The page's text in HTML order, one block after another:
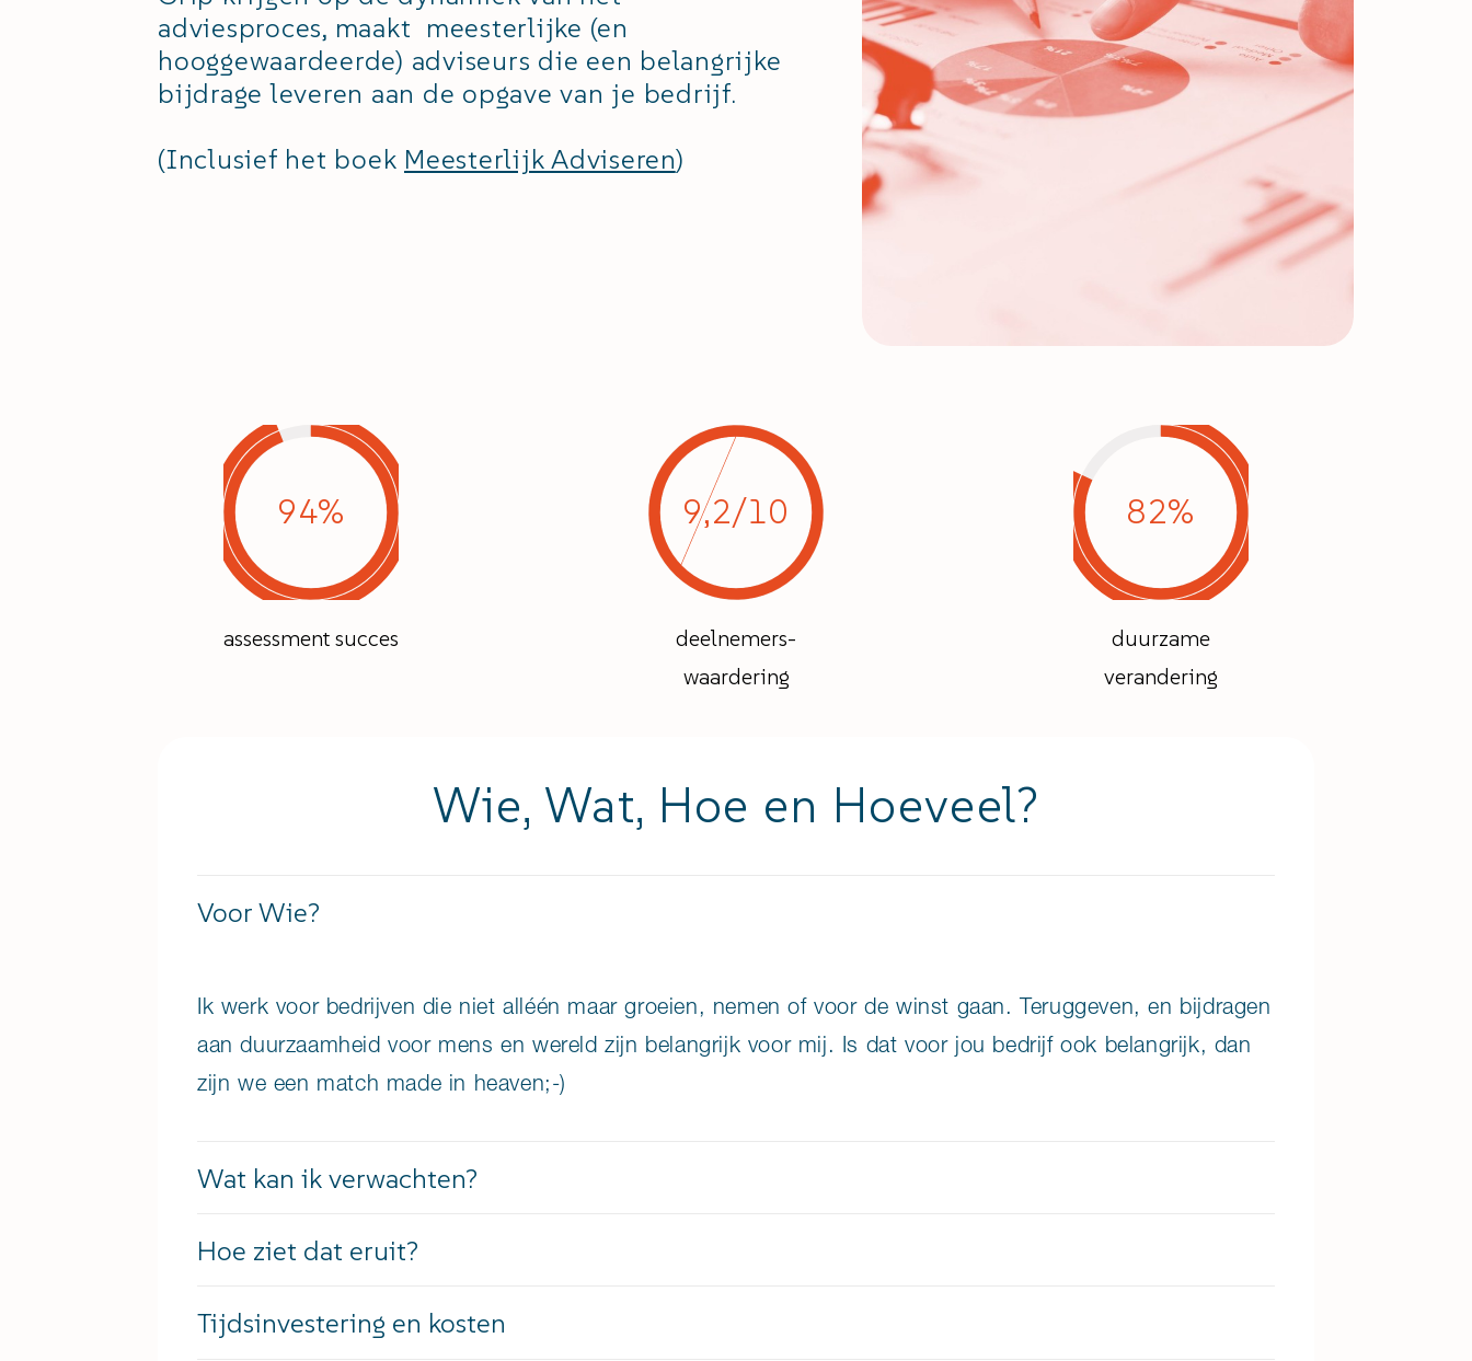
adviesproces, maakt meesterlijke (en
hooggewaardeerde) adviseurs die een belangrijke
bijdrage leveren aan de opgave van je bedrijf.
(Inclusief het boek Meesterlijk Adviseren)
94%
assessment succes
9,2/10
deelnemers-
waardering
82%
duurzame
verandering
Wie, Wat, Hoe en Hoeveel?
Voor Wie?
Ik werk voor bedrijven die niet alléén maar groeien, nemen of voor de winst gaan. Teruggeven, en bijdragen
aan duurzaamheid voor mens en wereld zijn belangrijk voor mij. Is dat voor jou bedrijf ook belangrijk, dan
zijn we een match made in heaven;-)
Wat kan ik verwachten?
Hoe ziet dat eruit?
Tijdsinvestering en kosten